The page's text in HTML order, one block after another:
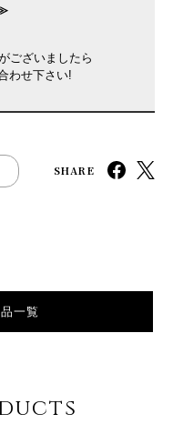
ございましたら
わせ下さい!
SHARE
一覧